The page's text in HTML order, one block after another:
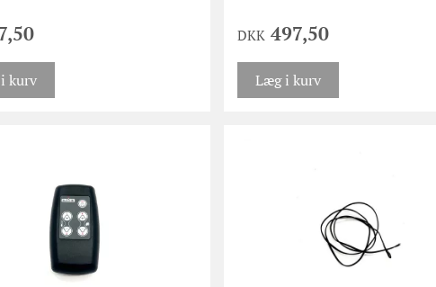
kurv
DKK 497,50
Læg i kurv